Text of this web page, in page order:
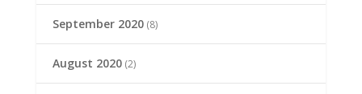
September 2020(8)
August 2020(2)